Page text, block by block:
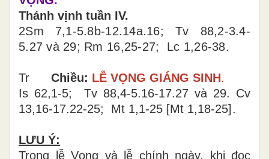
Thánh vịnh tuần IV.
2Sm 7,1-5.8b-12.14a.16; Tv 88,2-3.4-
5.27 và 29; Rm 16,25-27; Lc 1,26-38.
Tr Chiều: LỄ VỌNG GIÁNG SINH.
Is 62,1-5; Tv 88,4-5.16-17.27 và 29. Cv
13,16-17.22-25; Mt 1,1-25 [Mt 1,18-25].
LƯU Ý:
Trong lễ Vọng và lễ chính ngày, khi đọc